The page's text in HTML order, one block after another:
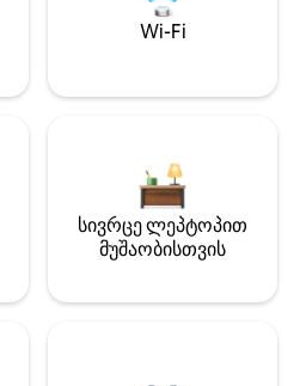
Wi-Fi
სივრცე ლეპტოპით
მუშაობისთვის